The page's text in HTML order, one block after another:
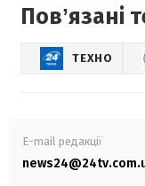
Повʼязані
ТЕХНО
E-mail редакції